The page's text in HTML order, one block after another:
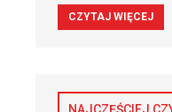
CZYTAJ WIĘCEJ
NAJCZĘŚCIEJ